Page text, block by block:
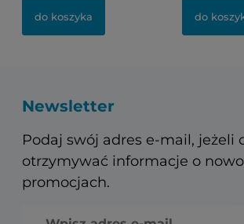
do koszyka do
Newsletter
Podaj swój adres e-mail, jeżeli
otrzymywać informacje o
promocjach.